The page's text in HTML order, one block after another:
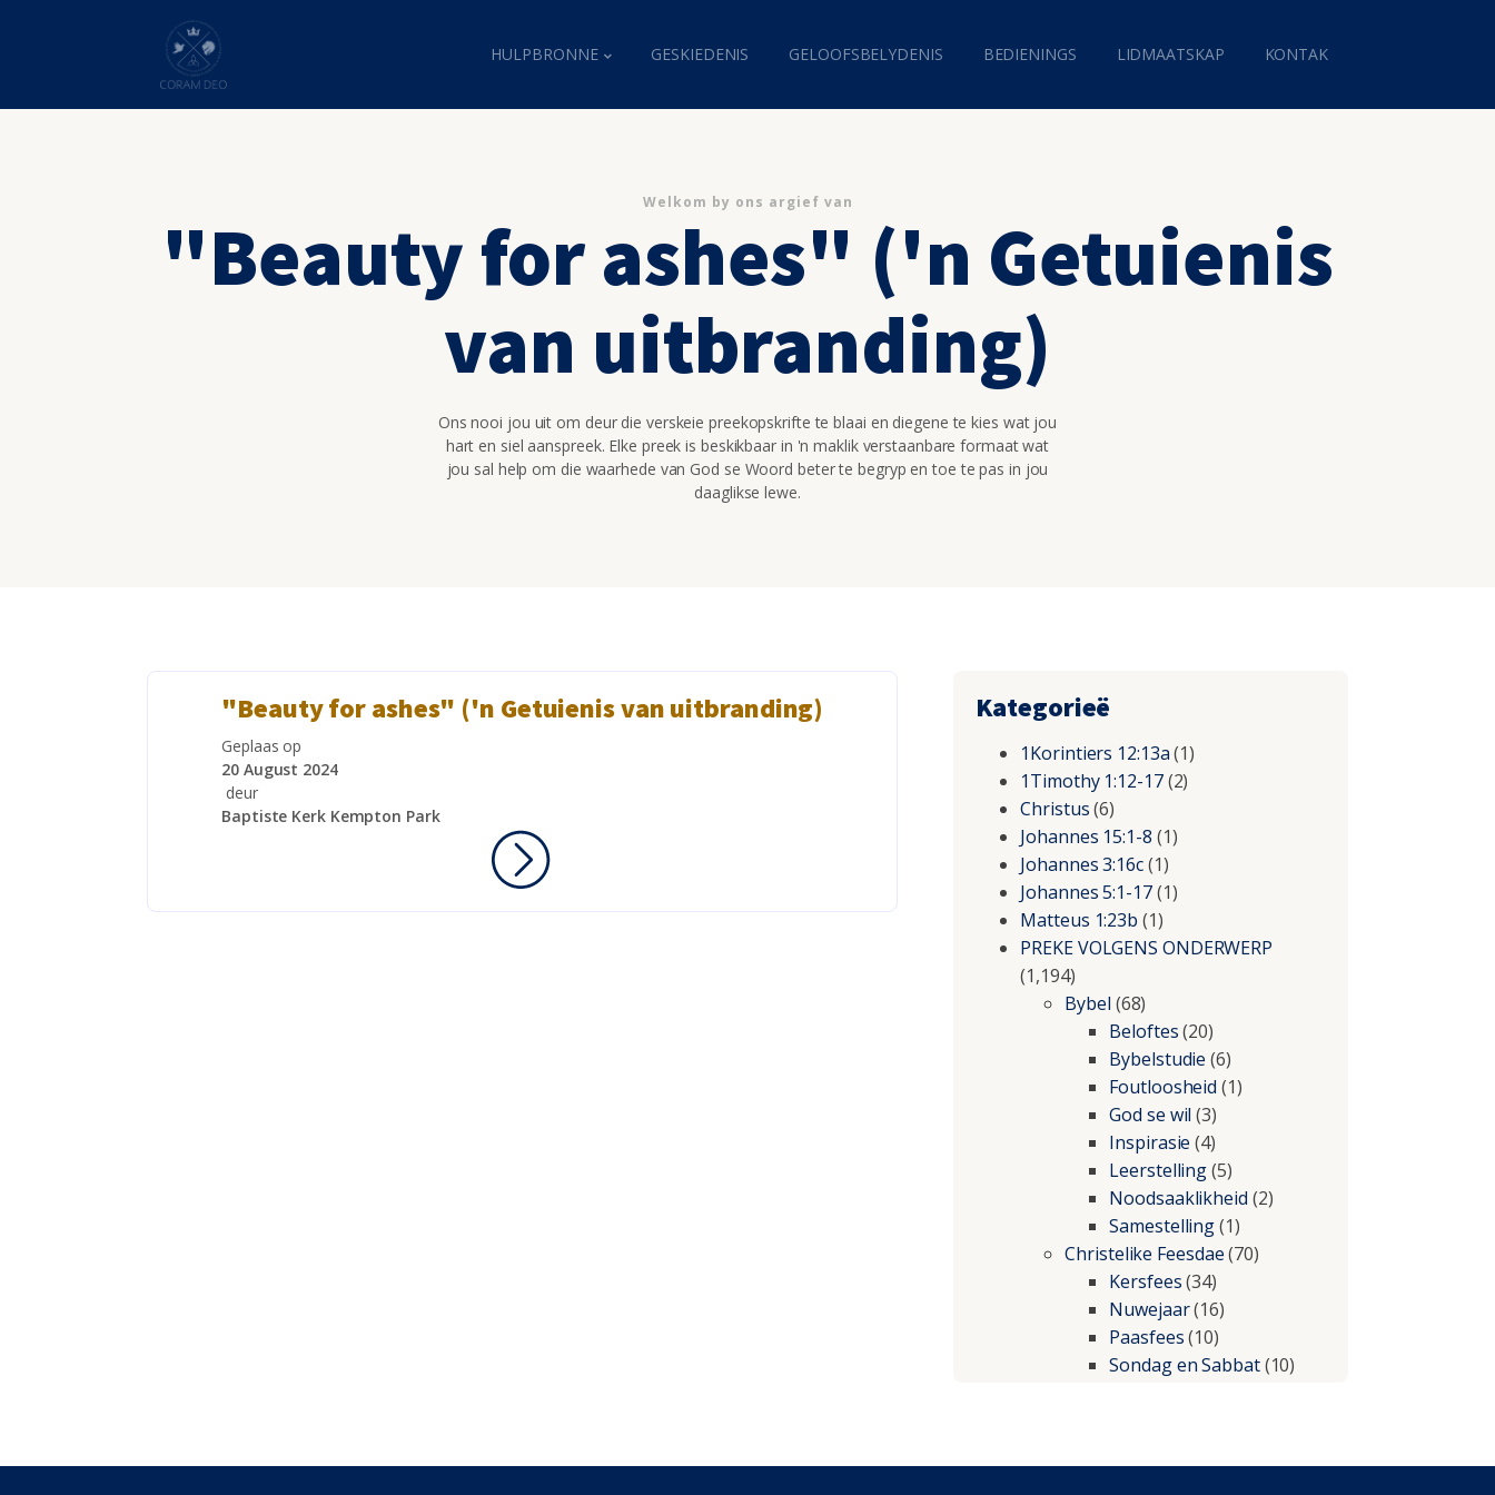
HULPBRONNE GESKIEDENIS GELOOFSBELYDENIS BEDIENINGS LIDMAATSKAP KONTAK
Welkom by ons argief van
"Beauty for ashes" ('n Getuienis
van uitbranding)
Ons nooi jou uit om deur die verskeie preekopskrifte te blaai en diegene te kies wat jou
hart en siel aanspreek. Elke preek is beskikbaar in 'n maklik verstaanbare formaat wat
jou sal help om die waarhede van God se Woord beter te begryp en toe te pas in jou
daaglikse lewe.
"Beauty for ashes" ('n Getuienis van uitbranding)
Geplaas op
20 August 2024
deur
Baptiste Kerk Kempton Park
Kategorieë
1Korintiers 12:13a(1)
1Timothy 1:12-17(2)
Christus(6)
Johannes 15:1-8 (1)
Johannes 3:16c(1)
Johannes 5:1-17(1)
Matteus 1:23b (1)
PREKE VOLGENS ONDERWERP
(1,194)
Bybel (68)
Beloftes(20)
Bybelstudie (6)
Foutloosheid (1)
God se wil (3)
Inspirasie (4)
Leerstelling(5)
Noodsaaklikheid (2)
Samestelling(1)
Christelike Feesdae(70)
Kersfees(34)
Nuwejaar(16)
Paasfees(10)
Sondag en Sabbat(10)